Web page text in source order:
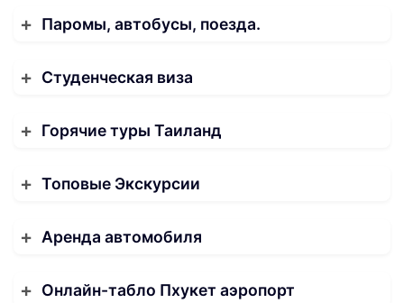
Паромы, автобусы, поезда.
Студенческая виза
Горячие туры Таиланд
Топовые Экскурсии
Аренда автомобиля
Онлайн-табло Пхукет аэропорт